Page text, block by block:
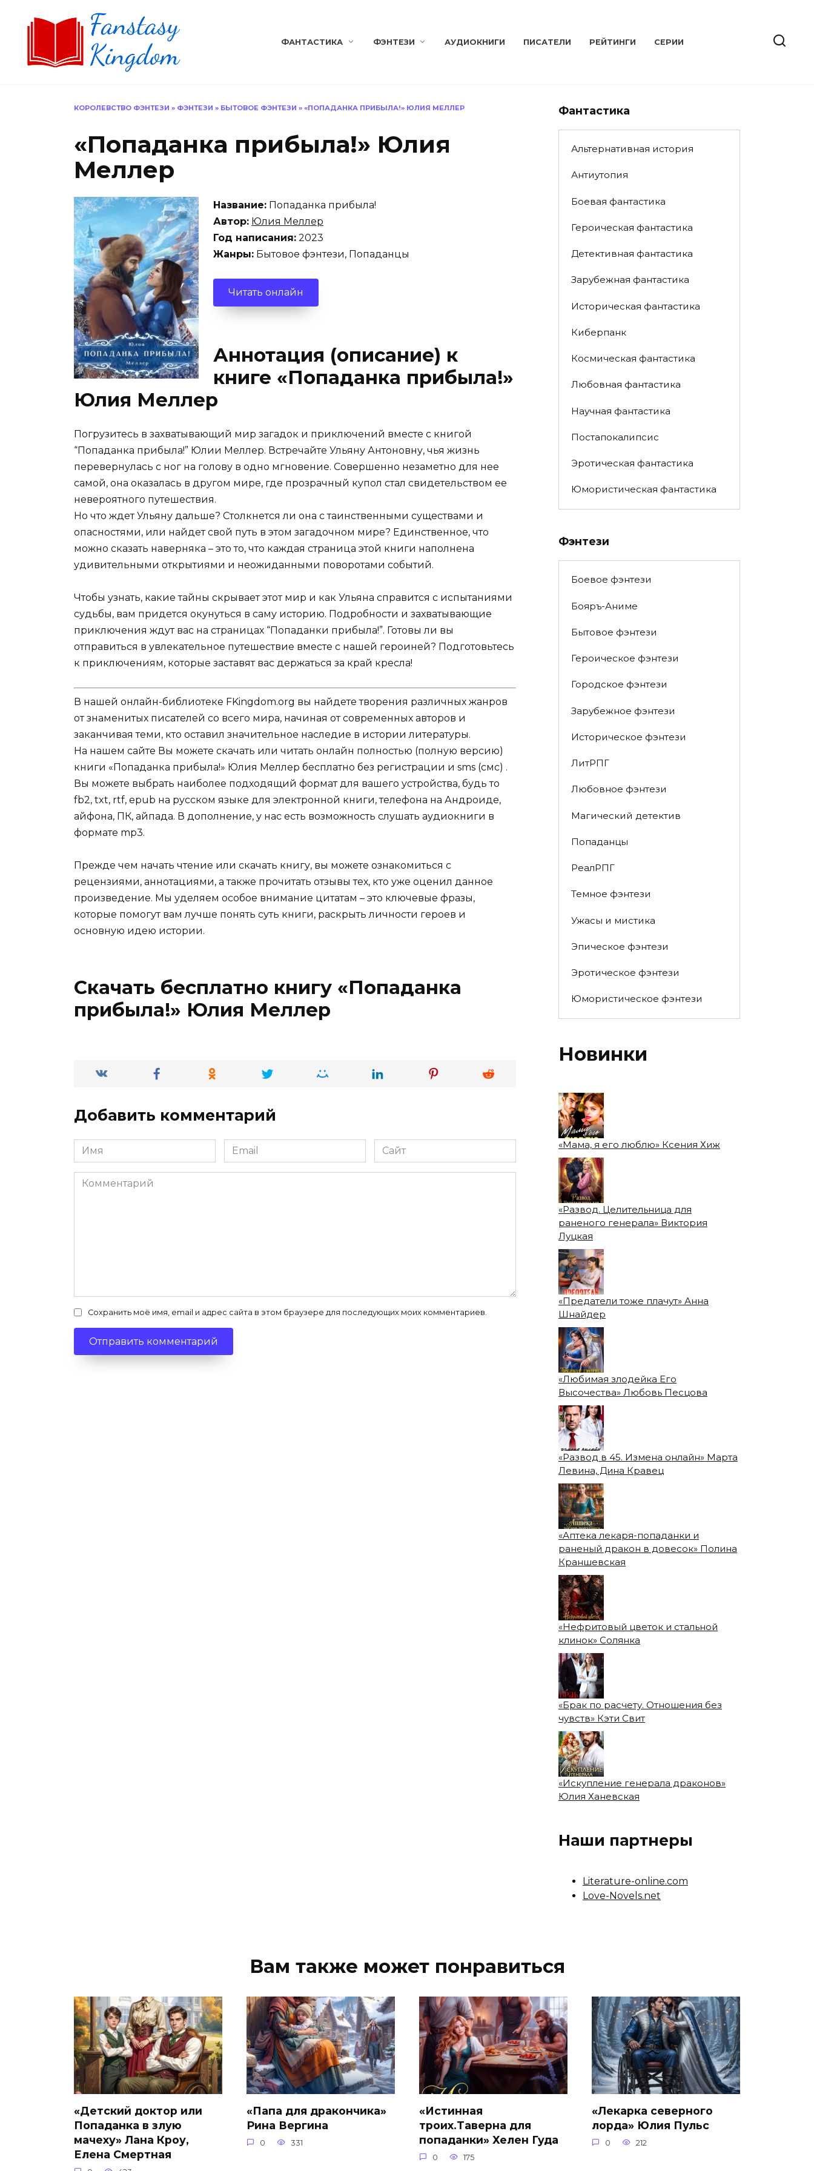
ФАНТАСТИКА ФЭНТЕЗИ АУДИОКНИГИ ПИСАТЕЛИ РЕЙТИНГИ СЕРИИ
КОРОЛЕВСТВО ФЭНТЕЗИ » ФЭНТЕЗИ » БЫТОВОЕ ФЭНТЕЗИ » «ПОПАДАНКА ПРИБЫЛА!» ЮЛИЯ МЕЛЛЕР
«Попаданка прибыла!» Юлия
Меллер
Название: Попаданка прибыла!
Автор: Юлия Меллер
Год написания: 2023
Жанры: Бытовое фэнтези, Попаданцы
Читать онлайн
Аннотация (описание) к
книге «Попаданка прибыла!»
Юлия Меллер
Погрузитесь в захватывающий мир загадок и приключений вместе с книгой
“Попаданка прибыла!” Юлии Меллер. Встречайте Ульяну Антоновну, чья жизнь
перевернулась с ног на голову в одно мгновение. Совершенно незаметно для нее
самой, она оказалась в другом мире, где прозрачный купол стал свидетельством ее
невероятного путешествия.
Но что ждет Ульяну дальше? Столкнется ли она с таинственными существами и
опасностями, или найдет свой путь в этом загадочном мире? Единственное, что
можно сказать наверняка – это то, что каждая страница этой книги наполнена
удивительными открытиями и неожиданными поворотами событий.
Чтобы узнать, какие тайны скрывает этот мир и как Ульяна справится с испытаниями
судьбы, вам придется окунуться в саму историю. Подробности и захватывающие
приключения ждут вас на страницах “Попаданки прибыла!”. Готовы ли вы
отправиться в увлекательное путешествие вместе с нашей героиней? Подготовьтесь
к приключениям, которые заставят вас держаться за край кресла!
В нашей онлайн-библиотеке FKingdom.org вы найдете творения различных жанров
от знаменитых писателей со всего мира, начиная от современных авторов и
заканчивая теми, кто оставил значительное наследие в истории литературы.
На нашем сайте Вы можете скачать или читать онлайн полностью (полную версию)
книги «Попаданка прибыла!» Юлия Меллер бесплатно без регистрации и sms (смс) .
Вы можете выбрать наиболее подходящий формат для вашего устройства, будь то
fb2, txt, rtf, epub на русском языке для электронной книги, телефона на Андроиде,
айфона, ПК, айпада. В дополнение, у нас есть возможность слушать аудиокниги в
формате mp3.
Прежде чем начать чтение или скачать книгу, вы можете ознакомиться с
рецензиями, аннотациями, а также прочитать отзывы тех, кто уже оценил данное
произведение. Мы уделяем особое внимание цитатам – это ключевые фразы,
которые помогут вам лучше понять суть книги, раскрыть личности героев и
основную идею истории.
Скачать бесплатно книгу «Попаданка
прибыла!» Юлия Меллер
Добавить комментарий
Имя
*
Email
*
Сайт
Комментарий
Сохранить моё имя, email и адрес сайта в этом браузере для последующих моих комментариев.
Фантастика
Альтернативная история
Антиутопия
Боевая фантастика
Героическая фантастика
Детективная фантастика
Зарубежная фантастика
Историческая фантастика
Киберпанк
Космическая фантастика
Любовная фантастика
Научная фантастика
Постапокалипсис
Эротическая фантастика
Юмористическая фантастика
Фэнтези
Боевое фэнтези
Бояръ-Аниме
Бытовое фэнтези
Героическое фэнтези
Городское фэнтези
Зарубежное фэнтези
Историческое фэнтези
ЛитРПГ
Любовное фэнтези
Магический детектив
Попаданцы
РеалРПГ
Темное фэнтези
Ужасы и мистика
Эпическое фэнтези
Эротическое фэнтези
Юмористическое фэнтези
Новинки
«Мама, я его люблю» Ксения Хиж
«Развод. Целительница для
раненого генерала» Виктория
Луцкая
«Предатели тоже плачут» Анна
Шнайдер
«Любимая злодейка Его
Высочества» Любовь Песцова
«Развод в 45. Измена онлайн» Марта
Левина, Дина Кравец
«Аптека лекаря-попаданки и
раненый дракон в довесок» Полина
Краншевская
«Нефритовый цветок и стальной
клинок» Солянка
«Брак по расчету. Отношения без
чувств» Кэти Свит
«Искупление генерала драконов»
Юлия Ханевская
Наши партнеры
Literature-online.com
Love-Novels.net
Вам также может понравиться
«Детский доктор или
Попаданка в злую
мачеху» Лана Кроу,
Елена Смертная
«Папа для дракончика»
Рина Вергина
0 331
«Истинная
троих.Таверна для
попаданки» Хелен Гуда
0 175
«Лекарка северного
лорда» Юлия Пульс
0 212